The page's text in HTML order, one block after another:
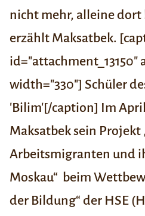
nicht mehr, alleine dort
erzählt Maksatbek.
width="330"] Schüler
'Bilim'[/caption] Im
Maksatbek sein
Arbeitsmigranten und
Moskau“ beim
der Bildung“ der HSE